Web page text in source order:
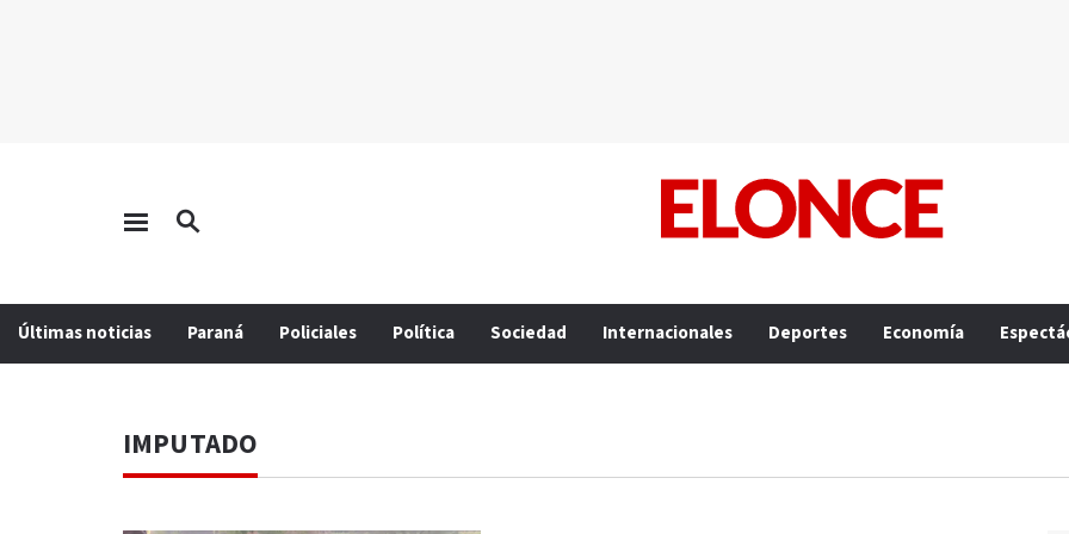
Últimas noticias Paraná Policiales Política Sociedad Internacionales Deportes Economía
IMPUTADO